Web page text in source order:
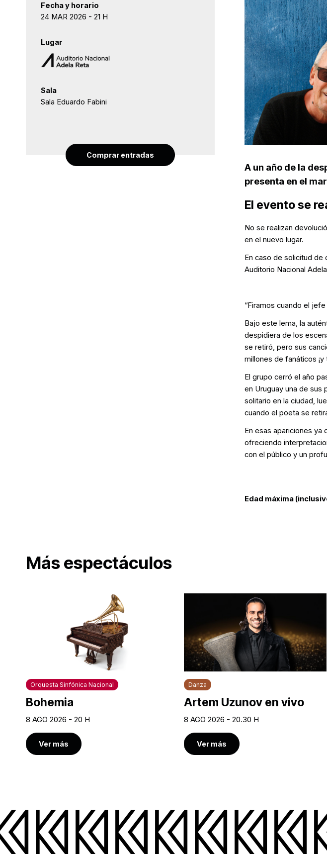
A un año de la
presenta en el
El evento se
No se realizan
en el nuevo lugar.
En caso de solicitud de
Auditorio Nacional
“Firamos cuando el
Bajo este lema, la
despidiera de los
se retiró, pero sus
millones de fanáticos ¡y
El grupo cerró el año
en Uruguay una de sus
solitario en la ciudad,
cuando el poeta se
En esas apariciones ya
ofreciendo
con el público y un
Edad máxima
Fecha y horario
24 MAR 2026 - 21 H
Lugar
Sala
Sala Eduardo Fabini
Comprar entradas
Más espectáculos
Orquesta Sinfónica Nacional
Bohemia
8 AGO 2026 - 20 H
Ver más
Danza
Artem Uzunov en vivo
8 AGO 2026 - 20.30 H
Ver más